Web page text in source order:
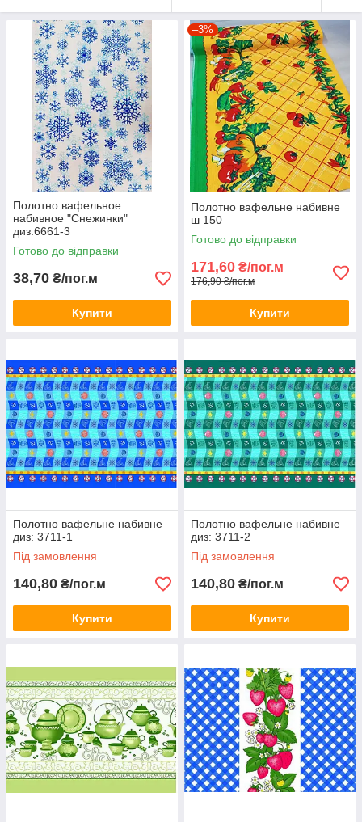
Полотно вафельное
набивное "Снежинки"
диз:6661-3
Готово до відправки
38,70 ₴/пог.м
Купити
–3%
Полотно вафельне набивне
ш 150
Готово до відправки
171,60 ₴/пог.м
176,90 ₴/пог.м
Купити
Полотно вафельне набивне
диз: 3711-1
Під замовлення
140,80 ₴/пог.м
Купити
Полотно вафельне набивне
диз: 3711-2
Під замовлення
140,80 ₴/пог.м
Купити